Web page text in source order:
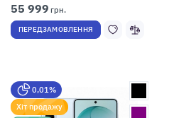
55 999 грн.
ПЕРЕДЗАМОВЛЕННЯ
0,01%
Хіт продажу